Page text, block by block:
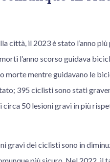
città, il 2023 è stato l’anno
l’anno scorso guidava
morte mentre guidavano le
395 ciclisti sono stati
50 lesioni gravi in più
gravi dei ciclisti sono in